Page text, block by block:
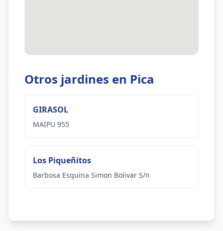
Otros jardines en Pica
GIRASOL
MAIPU 955
Los Piqueñitos
Barbosa Esquina Simon Bolivar S/n